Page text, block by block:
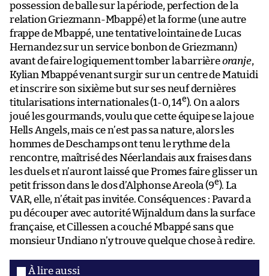
possession de balle sur la période, perfection de la
relation Griezmann-Mbappé) et la forme (une autre
frappe de Mbappé, une tentative lointaine de Lucas
Hernandez sur un service bonbon de Griezmann)
avant de faire logiquement tomber la barrièreoranje,
Kylian Mbappé venant surgir sur un centre de Matuidi
et inscrire son sixième but sur ses neuf dernières
titularisations internationales (1-0, 14e). On a alors
joué les gourmands, voulu que cette équipe se la joue
Hells Angels, mais ce n’est pas sa nature, alors les
hommes de Deschamps ont tenu le rythme de la
rencontre, maîtrisé des Néerlandais aux fraises dans
les duels et n’auront laissé que Promes faire glisser un
petit frisson dans le dos d’Alphonse Areola (9e). La
VAR, elle, n’était pas invitée. Conséquences : Pavard a
pu découper avec autorité Wijnaldum dans la surface
française, et Cillessen a couché Mbappé sans que
monsieur Undiano n’y trouve quelque chose à redire.